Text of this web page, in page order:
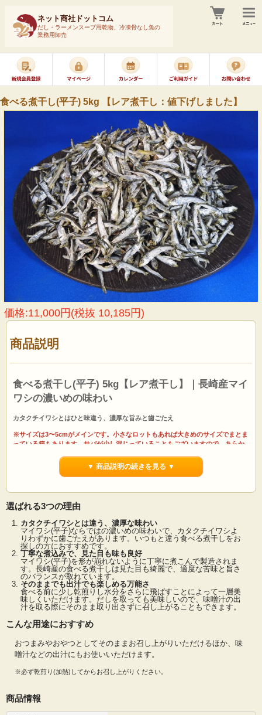
ネット商社ドットコム
だし・ラーメンスープ用乾物、冷凍骨なし魚の
業務用卸売
食べる煮干し(平子) 5kg 【レア煮干し：値下げしました】
価格:11,000円(税抜 10,185円)
商品説明
食べる煮干し(平子) 5kg【レア煮干し】｜長崎産マイ
ワシの濃いめの味わい
カタクチイワシとはひと味違う、濃厚な旨みと歯ごたえ
※サイズは3〜5cmがメインです。小さなロットもあれば大きめのサイズでまとま
っている箱もあります。サバが少し混じっていることもございますので、あらか
食べる煮干し(平子) 5kgは、長崎県で生産されたマイワシ(平子)の小さな煮干しで
す。当社の通常品はカタクチイワシの煮干しですが、本商品はマイワシの煮干し
す。
煮干しいわしの一大生産地として知られる長崎で生産された食べる煮干しです。
マイワシ(平子)を形が崩れないように丁寧に煮こんで製造されます。長崎産の食べ
る煮干しは適度な苦味と旨さのバランスが取れています。ダシをとっても魚体の
大きなものに比べ苦味が少なく上品なだしです。当社の食べる煮干し(平子)は出荷
直前まで冷凍保存のため、常温保管品にありがちな香りの抜けがなく美味しい出
汁が取れます。
▼ 商品説明の続きを見る ▼
選ばれる3つの理由
カタクチイワシとは違う、濃厚な味わい
マイワシ(平子)ならではの濃いめの味わいで、カタクチイワシよ
りわずかに歯ごたえがあります。いつもと違う食べる煮干しをお
探しの方におすすめです。
丁寧な煮込みで、見た目も味も良好
マイワシ(平子)を形が崩れないように丁寧に煮こんで製造されま
す。長崎産の食べる煮干しは見た目も綺麗で、適度な苦味と旨さ
のバランスが取れています。
そのままでも出汁でも楽しめる万能さ
食べる前に少し乾煎りし水分をさらに飛ばすことによって一層美
味しくいただけます。だしを取っても美味しいので、味噌汁の出
汁を取る際にそのまま取り出さずに召し上がることもできます。
こんな用途におすすめ
おつまみやおやつとしてそのままお召し上がりいただけるほか、味
噌汁などの出汁にもお使いいただけます。
※必ず乾煎り(加熱)してからお召し上がりください。
商品情報